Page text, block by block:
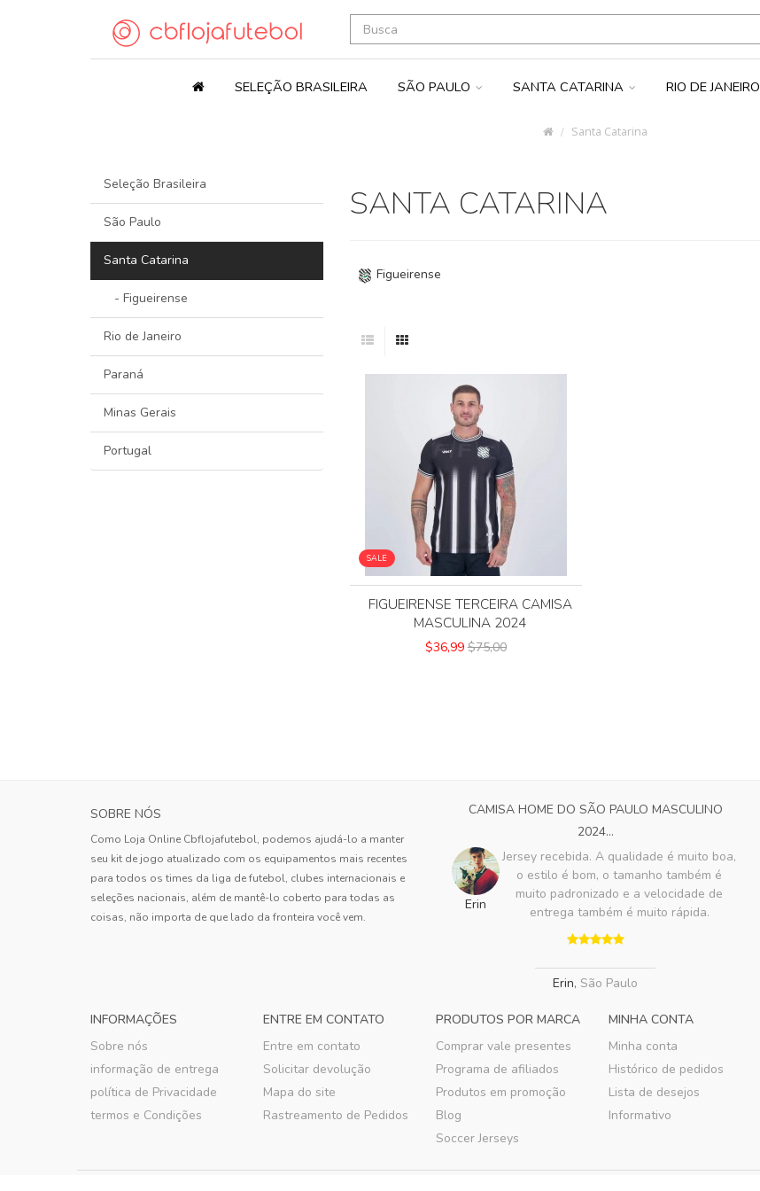
SELEÇÃO BRASILEIRA SÃO PAULO SANTA CATARINA RIO DE JANEIRO
Santa Catarina
Seleção Brasileira
São Paulo
Santa Catarina
- Figueirense
Rio de Janeiro
Paraná
Minas Gerais
Portugal
SANTA CATARINA
Figueirense
SALE
FIGUEIRENSE TERCEIRA CAMISA
MASCULINA 2024
$36,99 $75,00
SOBRE NÓS
Como Loja Online Cbflojafutebol, podemos ajudá-lo a manter
seu kit de jogo atualizado com os equipamentos mais recentes
para todos os times da liga de futebol, clubes internacionais e
seleções nacionais, além de mantê-lo coberto para todas as
coisas, não importa de que lado da fronteira você vem.
CAMISA HOME DO SÃO PAULO MASCULINO
2024...
Erin
Jersey recebida. A qualidade é muito boa,
o estilo é bom, o tamanho também é
muito padronizado e a velocidade de
entrega também é muito rápida.
Erin, São Paulo
INFORMAÇÕES
Sobre nós
informação de entrega
política de Privacidade
termos e Condições
ENTRE EM CONTATO
Entre em contato
Solicitar devolução
Mapa do site
Rastreamento de Pedidos
PRODUTOS POR MARCA
Comprar vale presentes
Programa de afiliados
Produtos em promoção
Blog
Soccer Jerseys
MINHA CONTA
Minha conta
Histórico de pedidos
Lista de desejos
Informativo